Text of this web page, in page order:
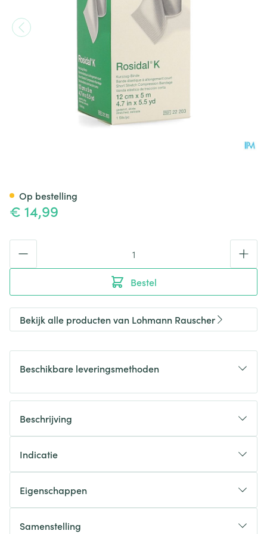
€ 14,99
Bestel
Op bestelling
Bekijk alle producten van Lohmann Rauscher
Beschikbare leveringsmethoden
Beschrijving
Indicatie
Eigenschappen
Samenstelling